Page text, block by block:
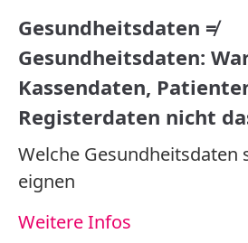
Gesundheitsdaten ≠
Gesundheitsdaten:
Kassendaten,
Registerdaten nicht
Welche Gesundheitsdaten
eignen
Weitere Infos